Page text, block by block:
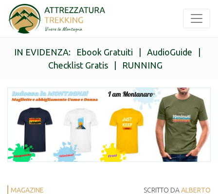
IN EVIDENZA: Ebook Gratuiti AudioGuide
Checklist Gratis| RUNNING
MAGAZINE SCRITTO DAALBERTO